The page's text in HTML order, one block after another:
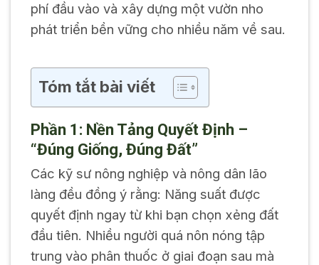
phí đầu vào và xây dựng một vườn nho
phát triển bền vững cho nhiều năm về sau.
Tóm tắt bài viết
Phần 1: Nền Tảng Quyết Định –
“Đúng Giống, Đúng Đất”
Các kỹ sư nông nghiệp và nông dân lão
làng đều đồng ý rằng: Năng suất được
quyết định ngay từ khi bạn chọn xẻng đất
đầu tiên. Nhiều người quá nôn nóng tập
trung vào phân thuốc ở giai đoạn sau mà